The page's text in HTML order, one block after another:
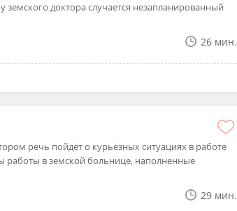
земского доктора случается незапланированный
26 мин.
речь пойдёт о курьёзных ситуациях в работе
работы в земской больнице, наполненные
29 мин.